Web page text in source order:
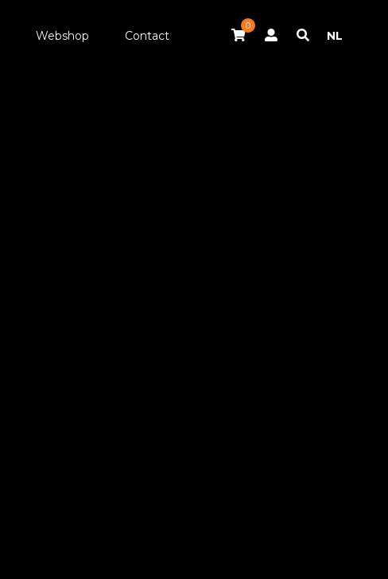
Webshop Contact
0
NL